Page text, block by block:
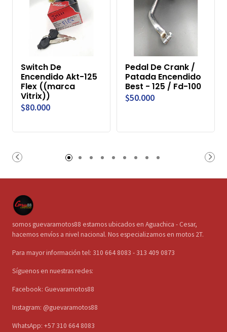
Switch De
Encendido Akt-125
Flex ((marca
Vitrix))
$80.000
Pedal De Crank /
Patada Encendido
Best - 125 / Fd-100
$50.000
somos guevaramotos88 estamos ubicados en Aguachica - Cesar,
hacemos envíos a nivel nacional. Nos especializamos en motos 2T.
Para mayor información tel: 310 664 8083 - 313 409 0873
Síguenos en nuestras redes:
Facebook: Guevaramotos88
Instagram: @guevaramotos88
WhatsApp: +57 310 664 8083